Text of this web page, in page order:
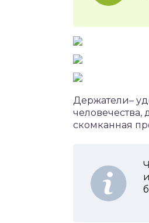
Держатели–
человечества,
скомканная